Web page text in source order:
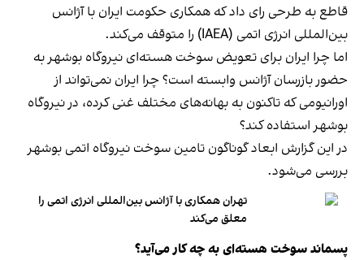
قاطع به طرحی رای داد که همکاری حکومت ایران با آژانس
بین‌المللی انرژی اتمی (IAEA) را متوقف می‌کند.
اما چرا ایران برای تعویض سوخت‌ هسته‌ای نیروگاه بوشهر به
حضور بازرسان آژانس وابسته است؟ چرا ایران نمی‌تواند از
اورانیومی که تاکنون به بهانه‌های مختلف غنی کرده، در نیروگاه
بوشهر استفاده کند؟
در این گزارش ابعاد گوناگون تامین سوخت‌ نیروگاه اتمی بوشهر
بررسی می‌شود.
تهران همکاری با آژانس بین‌المللی انرژی اتمی را
معلق می‌کند
پسماند سوخت هسته‌ای به چه کار می‌آید؟